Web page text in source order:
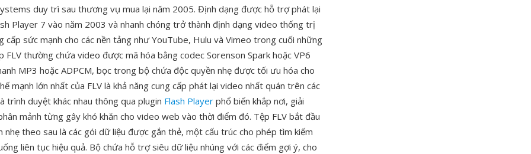
duy trì sau thương vụ mua lại năm 2005. Định dạng được hỗ trợ phát lại
Player 7 vào năm 2003 và nhanh chóng trở thành định dạng video thống trị
cấp sức mạnh cho các nền tảng như YouTube, Hulu và Vimeo trong cuối những
FLV thường chứa video được mã hóa bằng codec Sorenson Spark hoặc VP6
MP3 hoặc ADPCM, bọc trong bộ chứa độc quyền nhẹ được tối ưu hóa cho
mạnh lớn nhất của FLV là khả năng cung cấp phát lại video nhất quán trên các
trình duyệt khác nhau thông qua plugin Flash Player phổ biến khắp nơi, giải
mảnh từng gây khó khăn cho video web vào thời điểm đó. Tệp FLV bắt đầu
nhẹ theo sau là các gói dữ liệu được gắn thẻ, một cấu trúc cho phép tìm kiếm
liên tục hiệu quả. Bộ chứa hỗ trợ siêu dữ liệu nhúng với các điểm gợi ý, cho